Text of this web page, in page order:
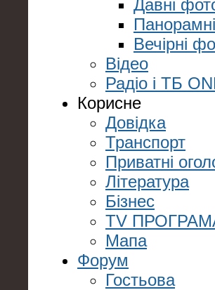
Давні
Вечірні
Відео
Радіо і ТБ
Корисне
Довідка
Транспорт
Приватні
Література
Бізнес
TV
Мапа
Форум
Гостьова